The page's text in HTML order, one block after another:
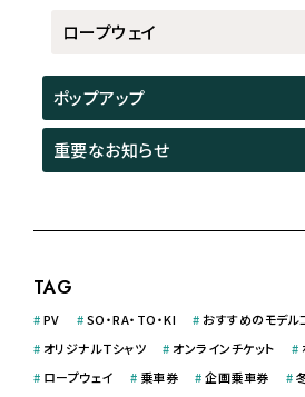
ロープウェイ
ポップアップ
重要なお知らせ
TAG
#PV #SO・RA・TO・KI #おすすめのモデル
# オリジナルＴシャツ # オンラインチケット #
# ロープウェイ # 乗車券 #企画乗車券 #